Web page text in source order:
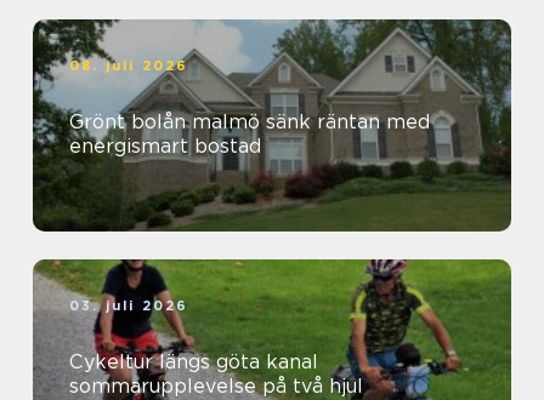
08. juli 2026
Grönt bolån malmö sänk räntan med
energismart bostad
03. juli 2026
Cykeltur längs göta kanal
sommarupplevelse på två hjul